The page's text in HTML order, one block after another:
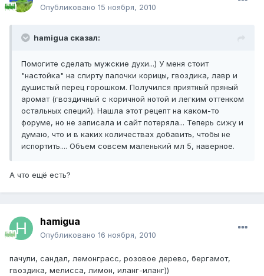
Опубликовано 15 ноября, 2010
hamigua сказал:
Помогите сделать мужские духи...) У меня стоит
"настойка" на спирту палочки корицы, гвоздика, лавр и
душистый перец горошком. Получился приятный пряный
аромат (гвоздичный с коричной нотой и легким оттенком
остальных специй). Нашла этот рецепт на каком-то
форуме, но не записала и сайт потеряла... Теперь сижу и
думаю, что и в каких количествах добавить, чтобы не
испортить.... Объем совсем маленький мл 5, наверное.
А что ещё есть?
hamigua
Опубликовано 16 ноября, 2010
пачули, сандал, лемонграсс, розовое дерево, бергамот,
гвоздика, мелисса, лимон, иланг-иланг))